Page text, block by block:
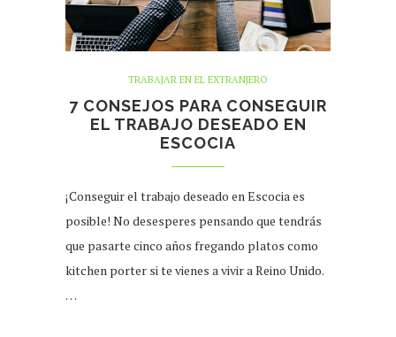
TRABAJAR EN EL EXTRANJERO
7 CONSEJOS PARA CONSEGUIR
EL TRABAJO DESEADO EN
ESCOCIA
¡Conseguir el trabajo deseado en Escocia es
posible! No desesperes pensando que tendrás
que pasarte cinco años fregando platos como
kitchen porter si te vienes a vivir a Reino Unido.
…